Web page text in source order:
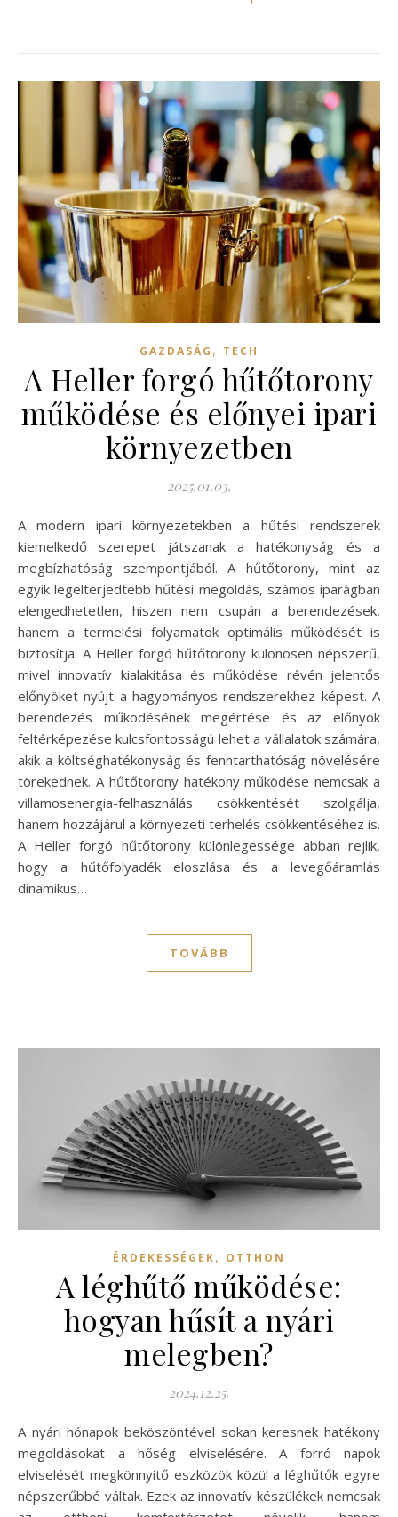
GAZDASÁG , TECH
A Heller forgó hűtőtorony
működése és előnyei ipari
környezetben
2025.01.03.
A modern ipari környezetekben a hűtési rendszerek
kiemelkedő szerepet játszanak a hatékonyság és a
megbízhatóság szempontjából. A hűtőtorony, mint az
egyik legelterjedtebb hűtési megoldás, számos iparágban
elengedhetetlen, hiszen nem csupán a berendezések,
hanem a termelési folyamatok optimális működését is
biztosítja. A Heller forgó hűtőtorony különösen népszerű,
mivel innovatív kialakítása és működése révén jelentős
előnyöket nyújt a hagyományos rendszerekhez képest. A
berendezés működésének megértése és az előnyök
feltérképezése kulcsfontosságú lehet a vállalatok számára,
akik a költséghatékonyság és fenntarthatóság növelésére
törekednek. A hűtőtorony hatékony működése nemcsak a
villamosenergia-felhasználás csökkentését szolgálja,
hanem hozzájárul a környezeti terhelés csökkentéséhez is.
A Heller forgó hűtőtorony különlegessége abban rejlik,
hogy a hűtőfolyadék eloszlása és a levegőáramlás
dinamikus…
TOVÁBB
ÉRDEKESSÉGEK, OTTHON
A léghűtő működése:
hogyan hűsít a nyári
melegben?
2024.12.25.
A nyári hónapok beköszöntével sokan keresnek hatékony
megoldásokat a hőség elviselésére. A forró napok
elviselését megkönnyítő eszközök közül a léghűtők egyre
népszerűbbé váltak. Ezek az innovatív készülékek nemcsak